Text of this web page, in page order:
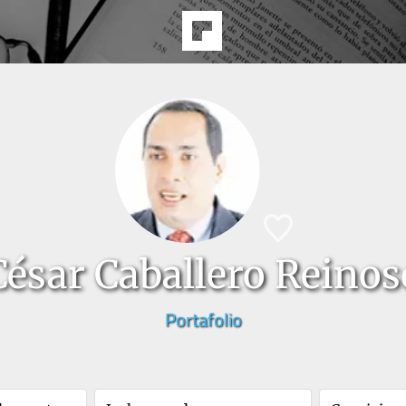
Caballero
Portafolio